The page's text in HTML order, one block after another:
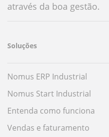
através da boa gestão.
Soluções
Nomus ERP Industrial
Nomus Start Industrial
Entenda como funciona
Vendas e faturamento